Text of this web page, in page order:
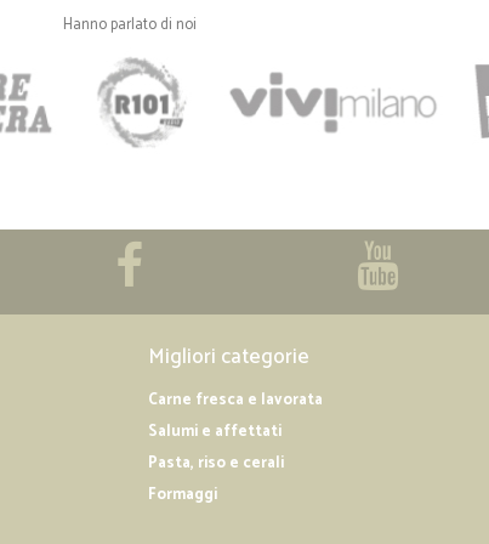
Correttezza e puntualità!
Correttezza e puntualità!
Veloci nelle consegne,disponibili x qualsiasi
Hanno parlato di noi
Migliori categorie
Carne fresca e lavorata
Salumi e affettati
Pasta, riso e cerali
Formaggi